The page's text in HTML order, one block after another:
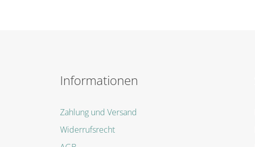
Informationen
Zahlung und Versand
Widerrufsrecht